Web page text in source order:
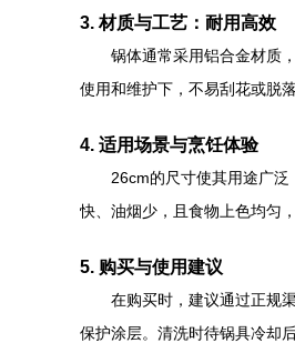
3. 材质与工艺：耐用高效
锅体通常采用铝合金材质
使用和维护下，不易刮花或脱
4. 适用场景与烹饪体验
26cm的尺寸使其用途广
快、油烟少，且食物上色均匀
5. 购买与使用建议
在购买时，建议通过正规
保护涂层。清洗时待锅具冷却